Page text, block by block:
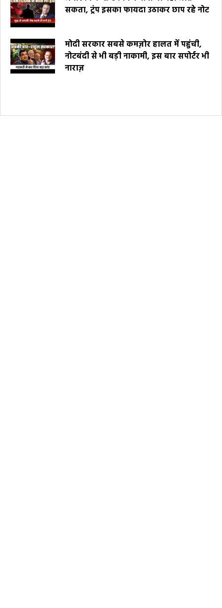
सकता, ट्रंप इसका फायदा उठाकर छाप रहे नोट
मोदी सरकार सबसे कमज़ोर हालत में पहुंची,
नोटबंदी से भी बड़ी नाकामी, इस बार सपोर्टर भी
नाराज़